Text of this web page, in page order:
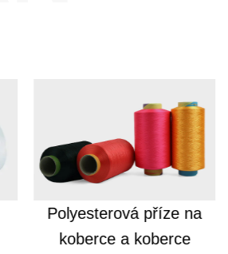
Polyesterová příze na
koberce a koberce